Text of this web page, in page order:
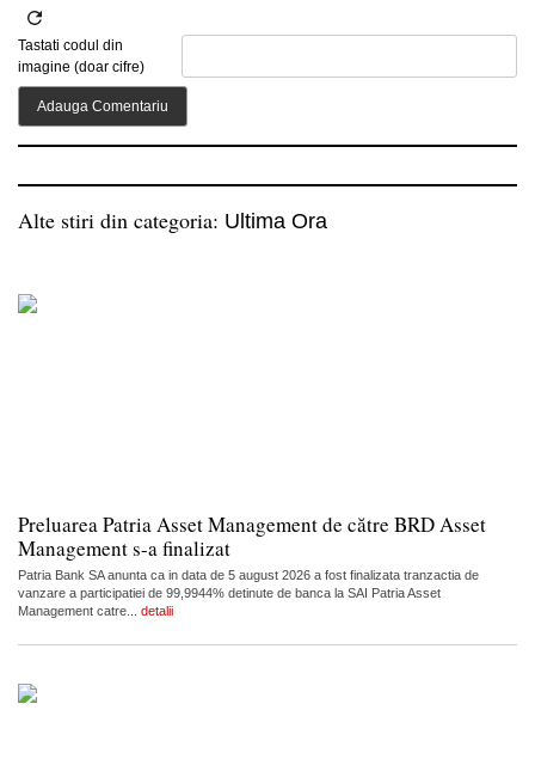
Tastati codul din
imagine (doar cifre)
Alte stiri din categoria: Ultima Ora
Preluarea Patria Asset Management de către BRD Asset
Management s-a finalizat
Patria Bank SA anunta ca in data de 5 august 2026 a fost finalizata tranzactia de
vanzare a participatiei de 99,9944% detinute de banca la SAI Patria Asset
Management catre... detalii